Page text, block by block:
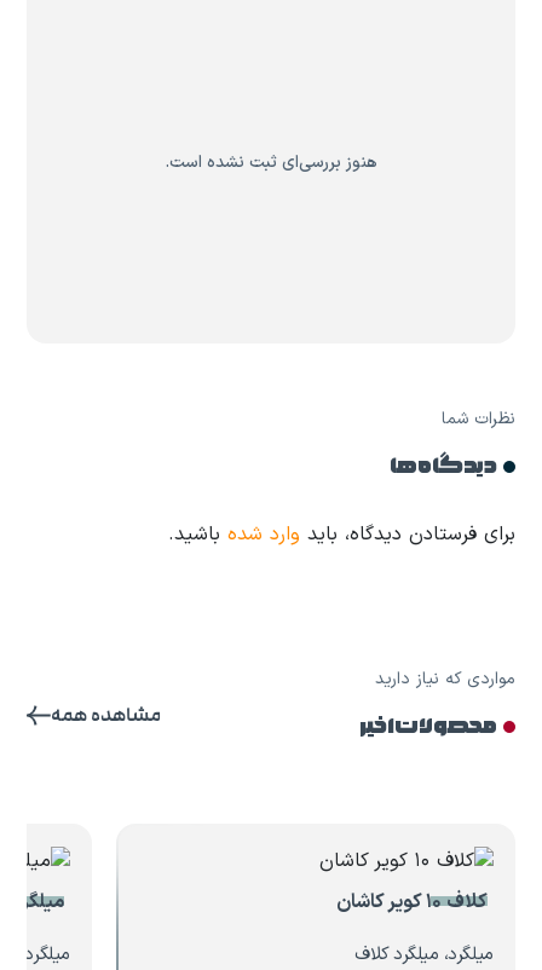
هنوز بررسی‌ای ثبت نشده است.
نظرات شما
دیدگاه ها
برای فرستادن دیدگاه، باید وارد شده باشید.
مواردی که نیاز دارید
محصولات اخیر مشاهده همه
کلاف ۱۰ کویر کاشان
میلگرد، میلگرد کلاف
میلگرد ۲۸ پرشین فولاد
میلگرد،